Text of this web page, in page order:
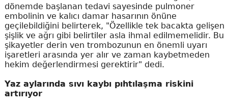
dönemde başlanan tedavi sayesinde pulmoner
embolinin ve kalıcı damar hasarının önüne
geçilebildiğini belirterek, "Özellikle tek bacakta gelişen
şişlik ve ağrı gibi belirtiler asla ihmal edilmemelidir. Bu
şikayetler derin ven trombozunun en önemli uyarı
işaretleri arasında yer alır ve zaman kaybetmeden
hekim değerlendirmesi gerektirir" dedi.
Yaz aylarında sıvı kaybı pıhtılaşma riskini
artırıyor